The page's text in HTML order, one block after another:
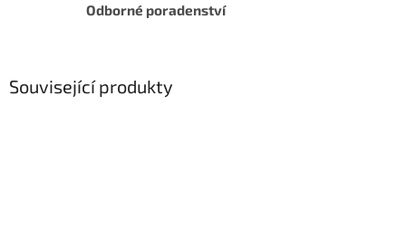
Odborné poradenství
Související produkty